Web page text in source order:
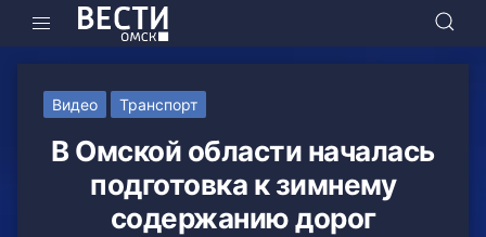
Видео Транспорт
В Омской области началась
подготовка к зимнему
содержанию дорог